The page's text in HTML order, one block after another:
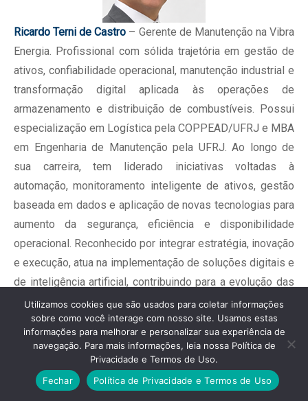
Ricardo Terni de Castro – Gerente de Manutenção na Vibra
Energia. Profissional com sólida trajetória em gestão de
ativos, confiabilidade operacional, manutenção industrial e
transformação digital aplicada às operações de
armazenamento e distribuição de combustíveis. Possui
especialização em Logística pela COPPEAD/UFRJ e MBA
em Engenharia de Manutenção pela UFRJ. Ao longo de
sua carreira, tem liderado iniciativas voltadas à
automação, monitoramento inteligente de ativos, gestão
baseada em dados e aplicação de novas tecnologias para
aumento da segurança, eficiência e disponibilidade
operacional. Reconhecido por integrar estratégia, inovação
e execução, atua na implementação de soluções digitais e
de inteligência artificial, contribuindo para a evolução das
operações logísticas e industriais do setor de energia e
para a construção das bases de combustíveis do futuro.
Utilizamos cookies que são usados para coletar informações
sobre como você interage com nosso site. Usamos estas
informações para melhorar e personalizar sua experiência de
navegação. Para mais informações, leia nossa Política de
Privacidade e Termos de Uso.
Fechar
Política de Privacidade e Termos de Uso